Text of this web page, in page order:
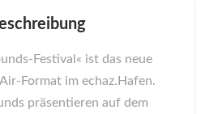
Festival« ist das neue
Format im echaz.Hafen.
präsentieren auf dem